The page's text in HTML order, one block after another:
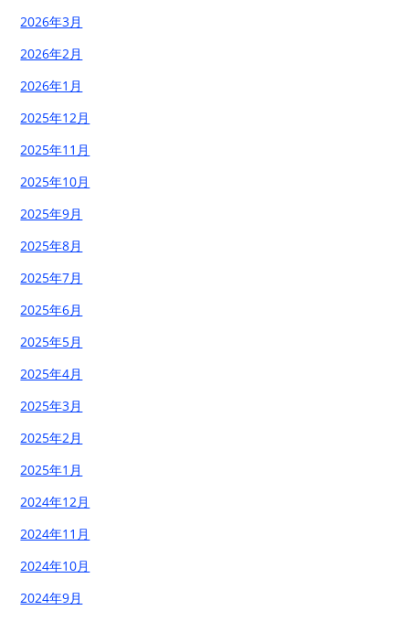
2026年3月
2026年2月
2026年1月
2025年12月
2025年11月
2025年10月
2025年9月
2025年8月
2025年7月
2025年6月
2025年5月
2025年4月
2025年3月
2025年2月
2025年1月
2024年12月
2024年11月
2024年10月
2024年9月